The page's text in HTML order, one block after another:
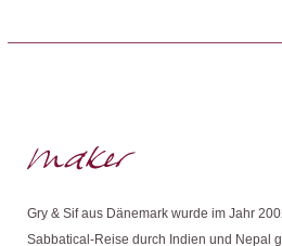
Dieses Produkt weiterempfehlen:
Gry & Sif aus Dänemark wurde im Jahr
Sabbatical-Reise durch Indien und Nepal